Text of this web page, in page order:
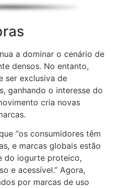
a dominar o cenário de
densos. No entanto,
ser exclusiva de
ganhando o interesse do
cria novas
“os consumidores têm
e marcas globais estão
do iogurte proteico,
e acessível.” Agora,
por marcas de uso